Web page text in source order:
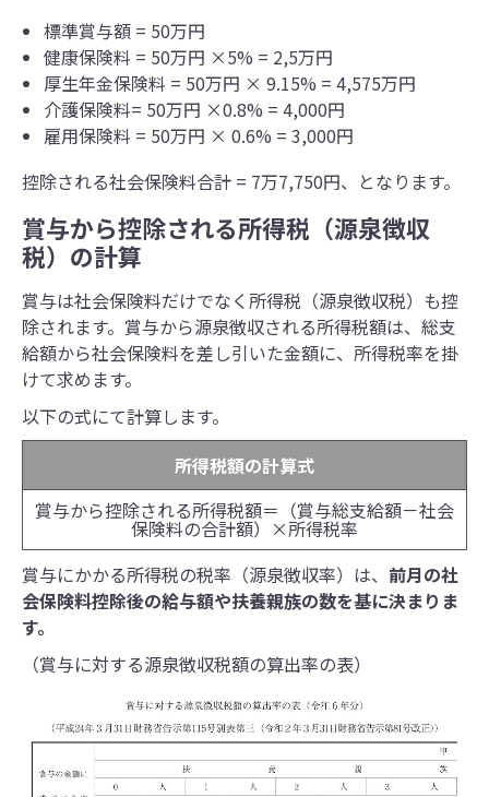
標準賞与額 = 50万円
健康保険料 = 50万円 ×5% = 2,5万円
厚生年金保険料 = 50万円 × 9.15% = 4,575万円
介護保険料= 50万円 ×0.8% = 4,000円
雇用保険料 = 50万円 × 0.6% = 3,000円
控除される社会保険料合計 = 7万7,750円、となります。
賞与から控除される所得税（源泉徴収
税）の計算
賞与は社会保険料だけでなく所得税（源泉徴収税）も控
除されます。賞与から源泉徴収される所得税額は、総支
給額から社会保険料を差し引いた金額に、所得税率を掛
けて求めます。
以下の式にて計算します。
所得税額の計算式
賞与から控除される所得税額＝（賞与総支給額－社会
保険料の合計額）×所得税率
賞与にかかる所得税の税率（源泉徴収率）は、 前月の社
会保険料控除後の給与額や扶養親族の数を基に決まりま
す。
（賞与に対する源泉徴収税額の算出率の表）